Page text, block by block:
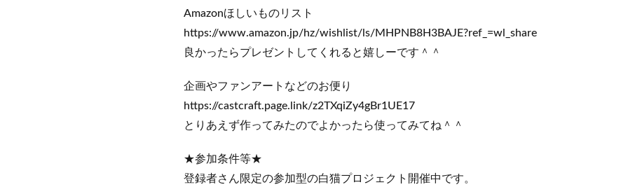
Amazonほしいものリスト
https://www.amazon.jp/hz/wishlist/ls/MHPNB8H3BAJE?ref_=wl_share
良かったらプレゼントしてくれると嬉しーです＾＾
企画やファンアートなどのお便り
https://castcraft.page.link/z2TXqiZy4gBr1UE17
とりあえず作ってみたのでよかったら使ってみてね＾＾
★参加条件等★
登録者さん限定の参加型の白猫プロジェクト開催中です。